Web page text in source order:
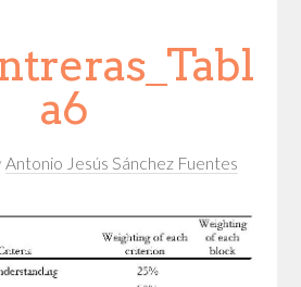
a6
Antonio Jesús Sánchez Fuentes